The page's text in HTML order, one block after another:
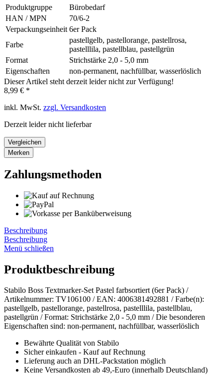
Produktgruppe
Bürobedarf
HAN / MPN
70/6-2
Verpackungseinheit 6er Pack
Farbe
pastellgelb, pastellorange, pastellrosa,
pastelllila, pastellblau, pastellgrün
Format
Strichstärke 2,0 - 5,0 mm
Eigenschaften
non-permanent, nachfüllbar, wasserlöslich
Dieser Artikel steht derzeit leider nicht zur Verfügung!
8,99 € *
inkl. MwSt. zzgl. Versandkosten
Derzeit leider nicht lieferbar
Vergleichen
Merken
Zahlungsmethoden
Beschreibung
Beschreibung
Menü schließen
Produktbeschreibung
Stabilo Boss Textmarker-Set Pastel farbsortiert (6er Pack) /
Artikelnummer: TV106100 / EAN: 4006381492881 / Farbe(n):
pastellgelb, pastellorange, pastellrosa, pastelllila, pastellblau,
pastellgrün / Format: Strichstärke 2,0 - 5,0 mm / Die besonderen
Eigenschaften sind: non-permanent, nachfüllbar, wasserlöslich
Bewährte Qualität von Stabilo
Sicher einkaufen - Kauf auf Rechnung
Lieferung auch an DHL-Packstation möglich
Keine Versandkosten ab 49,-Euro (innerhalb Deutschland)